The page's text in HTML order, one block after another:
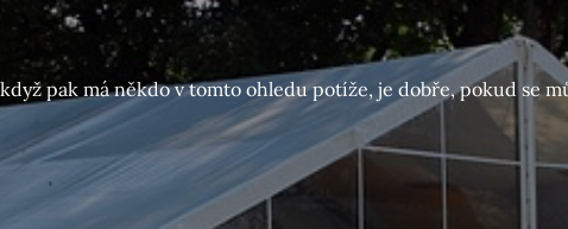
pak má někdo v tomto ohledu potíže, je dobře, pokud se